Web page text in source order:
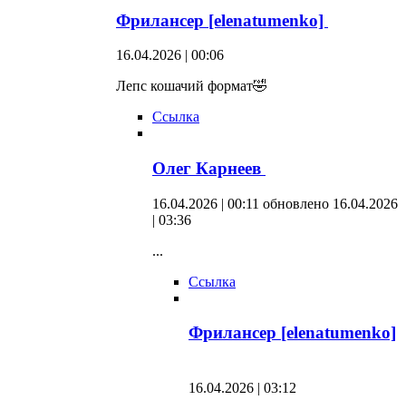
Фрилансер [elenatumenko]
16.04.2026 | 00:06
Лепс кошачий формат🤣
Ссылка
Олег Карнеев
16.04.2026 | 00:11 обновлено 16.04.2026
| 03:36
...
Ссылка
Фрилансер [elenatumenko]
16.04.2026 | 03:12